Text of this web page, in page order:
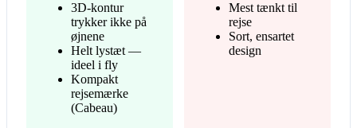
3D-kontur
trykker ikke på
øjnene
Helt lystæt —
ideel i fly
Kompakt
rejsemærke
(Cabeau)
Mest tænkt til
rejse
Sort, ensartet
design